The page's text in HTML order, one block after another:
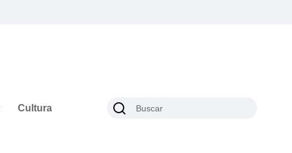
Cultura